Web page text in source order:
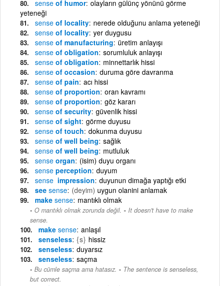
sense of humor olayların gülünç yönünü görme
yeteneği
sense of locality nerede olduğunu anlama yeteneği
sense of locality yer duygusu
sense of manufacturing üretim anlayışı
sense of obligation sorumluluk anlayışı
sense of obligation minnettarlık hissi
sense of occasion duruma göre davranma
sense of pain acı hissi
sense of proportion oran kavramı
sense of proportion göz kararı
sense of security güvenlik hissi
sense of sight görme duyusu
sense of touch dokunma duyusu
sense of well being sağlık
sense of well being mutluluk
sense organ (isim) duyu organı
sense perception duyum
sense impression duyunun dimağa yaptığı etki
see sense (deyim) uygun olanini anlamak
make sense mantıklı olmak
O mantıklı olmak zorunda değil. - It doesn't have to make
sense.
make sense anlaşıl
senseless {s} hissiz
senseless duyarsız
senseless saçma
Bu cümle saçma ama hatasız. - The sentence is senseless,
but correct.